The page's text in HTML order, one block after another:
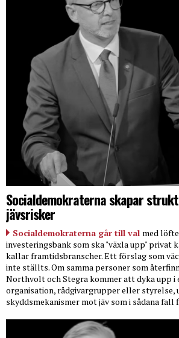
Socialdemokraterna skapar
jävsrisker
Socialdemokraterna går till val med
investeringsbank som ska "växla upp" privat
kallar framtidsbranscher. Ett förslag som
inte ställts. Om samma personer som
Northvolt och Stegra kommer att dyka upp i
organisation, rådgivargrupper eller styrelse,
skyddsmekanismer mot jäv som i sådana fall